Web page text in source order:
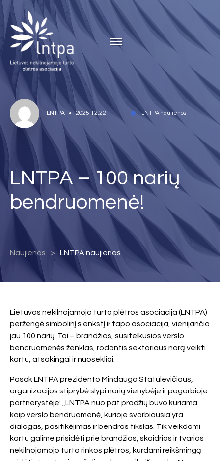
LNTPA 2025.12.22 LNTPA naujienos
LNTPA – 100 narių
bendruomenė!
Naujienos LNTPA naujienos
Lietuvos nekilnojamojo turto plėtros asociacija (LNTPA)
peržengė simbolinį slenkstį ir tapo asociacija, vienijančia
jau 100 narių. Tai – brandžios, susitelkusios verslo
bendruomenės ženklas, rodantis sektoriaus norą veikti
kartu, atsakingai ir nuosekliai.
Pasak LNTPA prezidento Mindaugo Statulevičiaus,
organizacijos stiprybė slypi narių vienybėje ir pagarbioje
partnerystėje: „LNTPA nuo pat pradžių buvo kuriama
kaip verslo bendruomenė, kurioje svarbiausia yra
dialogas, pasitikėjimas ir bendras tikslas. Tik veikdami
kartu galime prisidėti prie brandžios, skaidrios ir tvarios
nekilnojamojo turto rinkos plėtros, kurdami reikšmingą